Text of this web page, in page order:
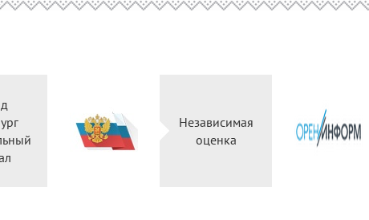
Независимая
оценка